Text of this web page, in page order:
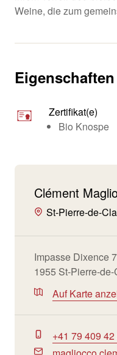
Weine, die zum
Eigenschaften
Zertifikat(e)
Bio Knospe
Clément
St-Pierre-de-
Impasse Dixence 7
1955 St-Pierre-
Auf Karte
+41 79 409 42